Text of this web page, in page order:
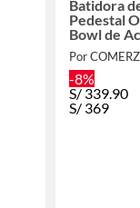
Batidora
Pedestal
Bowl de
3.7L
Por
-8%
S/339.90
S/ 369